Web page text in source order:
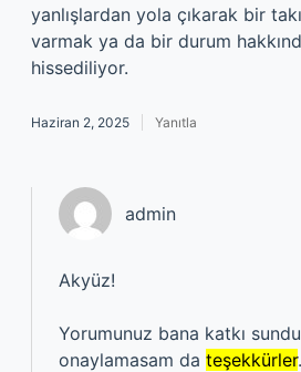
yanlışlardan yola çıkarak bir
varmak ya da bir durum
hissediliyor.
Haziran 2, 2025 Yanıtla
admin
Akyüz!
Yorumunuz bana katkı
onaylamasam da teşekkürler.